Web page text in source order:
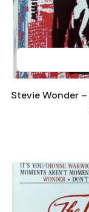
Stevie Wonder